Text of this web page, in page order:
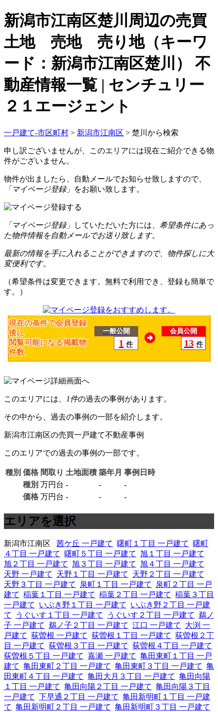
新潟市江南区楚川周辺の売買
土地 売地 売り地（キーワ
ード：新潟市江南区楚川） 不
動産情報一覧 | センチュリー
２１エージェント
一戸建て-市区町村 > 新潟市江南区 > 楚川から検索
申し訳ございませんが、このエリアには現在ご紹介できる物
件がございません。
物件が出ましたら、自動メールでお知らせ致しますので、
「マイページ登録」 をお願い致します。
「マイページ登録」 していただいた方には、 希望条件にあっ
た物件情報を自動メールでお送り致します。
最新の情報を手に入れることができますので、物件探しに大
変便利です。
（希望条件は変更できます。無料で利用でき、登録も簡単で
す。）
現在の条件で会員登録
後に
閲覧可能になる掲載物
件数
一般公開
1 件
会員公開
13 件
このエリアには、 1件の過去の事例があります。
その中から、過去の事例の一部を紹介します。
新潟市江南区の売買一戸建て不動産事例
このエリアでの過去の事例の一部です。
種別 価格 間取り 土地面積 築年月 事例日時
種別 万円台 - -
-
価格 万円台 - - -
エリアを選択
新潟市江南区 茜ケ丘 一戸建て 曙町１丁目 一戸建て
曙町
４丁目 一戸建て
曙町５丁目 一戸建て
旭１丁目 一戸建て
旭２丁目 一戸建て
旭３丁目 一戸建て
旭４丁目 一戸建て
天野 一戸建て
天野１丁目 一戸建て
天野２丁目 一戸建て
天野３丁目 一戸建て
泉町１丁目 一戸建て
泉町２丁目 一戸
建て 稲葉１丁目 一戸建て 稲葉２丁目 一戸建て 稲葉３丁目
一戸建て
いぶき野１丁目 一戸建て
いぶき野２丁目 一戸建
て
うぐいす１丁目 一戸建て うぐいす２丁目 一戸建て
鵜ノ
子 一戸建て
鵜ノ子２丁目 一戸建て 江口 一戸建て
大渕 一
戸建て 荻曽根 一戸建て 荻曽根１丁目 一戸建て 荻曽根２丁
目 一戸建て 荻曽根３丁目 一戸建て 荻曽根４丁目 一戸建て
荻曽根５丁目 一戸建て 嘉瀬 一戸建て 亀田東町１丁目 一戸
建て 亀田東町２丁目 一戸建て 亀田東町３丁目 一戸建て 亀
田東町４丁目 一戸建て 亀田大月３丁目 一戸建て 亀田向陽
１丁目 一戸建て 亀田向陽２丁目 一戸建て 亀田向陽３丁目
一戸建て 下早通２丁目 一戸建て 亀田新明町１丁目 一戸建
て 亀田新明町２丁目 一戸建て 亀田新明町３丁目 一戸建て